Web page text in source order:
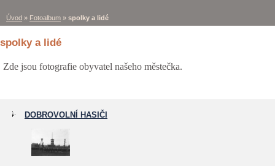
Úvod » Fotoalbum » spolky a lidé
spolky a lidé
Zde jsou fotografie obyvatel našeho městečka.
DOBROVOLNÍ HASIČI